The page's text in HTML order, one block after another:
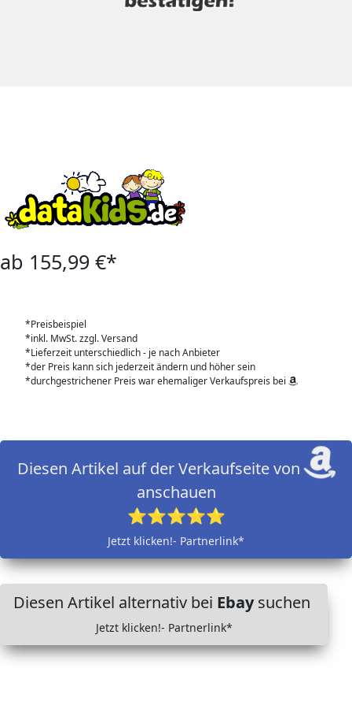
ab 155,99 €*
*Preisbeispiel
*inkl. MwSt. zzgl. Versand
*Lieferzeit unterschiedlich - je nach Anbieter
*der Preis kann sich jederzeit ändern und höher sein
*durchgestrichener Preis war ehemaliger Verkaufspreis bei
Diesen Artikel auf der Verkaufseite von
anschauen
⭐⭐⭐⭐⭐
Jetzt klicken!- Partnerlink*
Diesen Artikel alternativ bei Ebaysuchen
Jetzt klicken!- Partnerlink*